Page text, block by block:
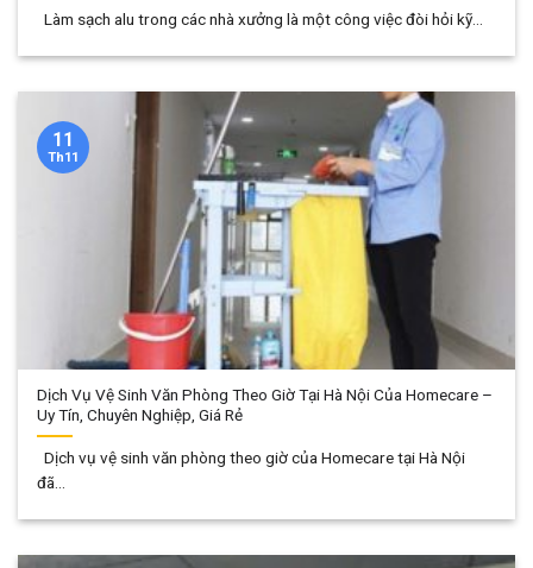
Làm sạch alu trong các nhà xưởng là một công việc đòi hỏi kỹ...
Dịch Vụ Vệ Sinh Văn Phòng Theo Giờ Tại Hà Nội Của Homecare –
Uy Tín, Chuyên Nghiệp, Giá Rẻ
Dịch vụ vệ sinh văn phòng theo giờ của Homecare tại Hà Nội
đã...
11
Th11